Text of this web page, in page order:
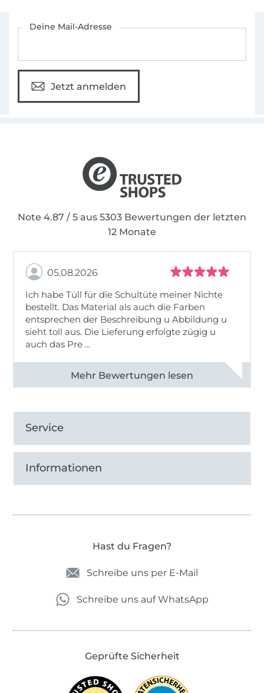
Deine Mail-Adresse
Jetzt anmelden
Note 4.87 / 5 aus 5303 Bewertungen der letzten
12 Monate
05.08.2026
Ich habe Tüll für die Schultüte meiner Nichte
bestellt. Das Material als auch die Farben
entsprechen der Beschreibung u Abbildung u
sieht toll aus. Die Lieferung erfolgte zügig u
auch das Pre ...
Alle 82950 Bewertungen ansehen
Service
Informationen
Hast du Fragen?
Schreibe uns per E-Mail
Schreibe uns auf WhatsApp
Geprüfte Sicherheit